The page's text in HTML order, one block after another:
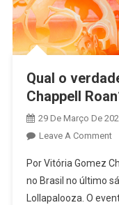
Qual o
Chappell
29 De Março De
Leave A CommentOn
O
Por Vitória Gomez
no Brasil no último
Lollapalooza. O